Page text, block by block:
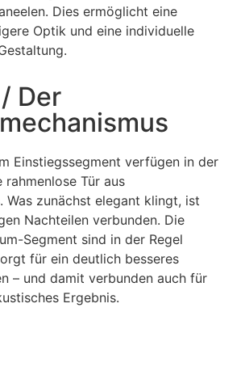
Dies ermöglicht eine
Optik und eine individuelle
Der
Einstiegssegment verfügen in der
rahmenlose Tür aus
Was zunächst elegant klingt, ist
Nachteilen verbunden. Die
Segment sind in der Regel
für ein deutlich besseres
– und damit verbunden auch für
Ergebnis.